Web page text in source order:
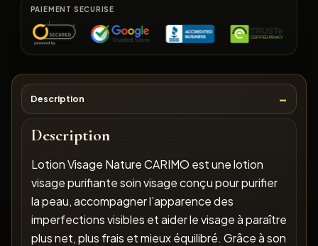
PAIEMENT SECURISE
Description
Description
Lotion Visage Nature CARIMO est une lotion
visage purifiante soin visage conçu pour purifier
la peau, accompagner l’apparence des
imperfections visibles et aider le visage à paraître
plus net, plus frais et mieux équilibré. Grâce à son